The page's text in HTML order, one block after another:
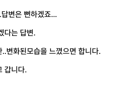
변은 뻔하겠죠...
다는 답변.
변화된모습을 느꼈으면 합니다.
갑니다.